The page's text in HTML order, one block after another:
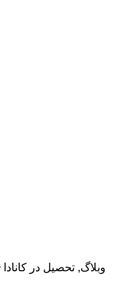
وبلاگ تحصیل در کانادا